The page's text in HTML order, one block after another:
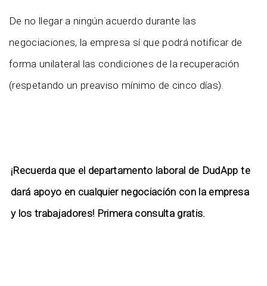
De no llegar a ningún acuerdo durante las
negociaciones, la empresa sí que podrá notificar de
forma unilateral las condiciones de la recuperación
(respetando un preaviso mínimo de cinco días).
¡Recuerda que el departamento laboral de DudApp te
dará apoyo en cualquier negociación con la empresa
y los trabajadores! Primera consulta gratis.